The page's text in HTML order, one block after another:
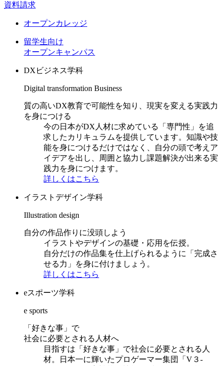
資料請求
オープンカレッジ
留学生向け
オープンキャンパス
DXビジネス学科
Digital transformation Business
質の高いDX教育で可能性を知り、現実を変える実践力
を身につける
今の日本がDX人材に求めている「専門性」を追
求したカリキュラムを提供しています。知識や技
能を身につけるだけではなく、自分の頭で考えア
イデアを出し、周囲と協力し課題解決が出来る実
践力を身につけます。
詳しくはこちら
イラストデザイン学科
Illustration design
自分の作品作りに没頭しよう
イラストやデザインの基礎・応用を伝授。
自分だけの作品集を仕上げられるように「完成さ
せる力」を身に付けましょう。
詳しくはこちら
eスポーツ学科
e sports
「好きな事」で
社会に必要とされる人材へ
目指すは「好きな事」で社会に必要とされる人
材。日本一に輝いたプロゲーマー集団「V３-